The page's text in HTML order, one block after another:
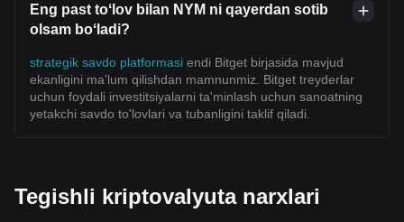
Eng past toʻlov bilan NYM ni qayerdan sotib
olsam boʻladi?
strategik savdo platformasi endi Bitget birjasida mavjud
ekanligini ma’lum qilishdan mamnunmiz. Bitget treyderlar
uchun foydali investitsiyalarni ta'minlash uchun sanoatning
yetakchi savdo to'lovlari va tubanligini taklif qiladi.
Tegishli kriptovalyuta narxlari